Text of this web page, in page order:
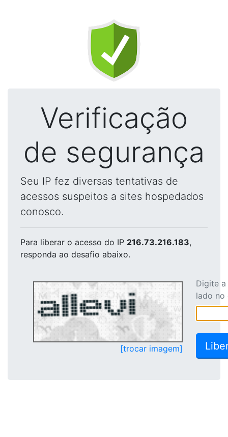
Verificação
de segurança
Seu IP fez diversas tentativas de
acessos suspeitos a sites hospedados
conosco.
Para liberar o acesso do IP 216.73.216.183,
responda ao desafio abaixo.
[trocar imagem]
Digite
lado no